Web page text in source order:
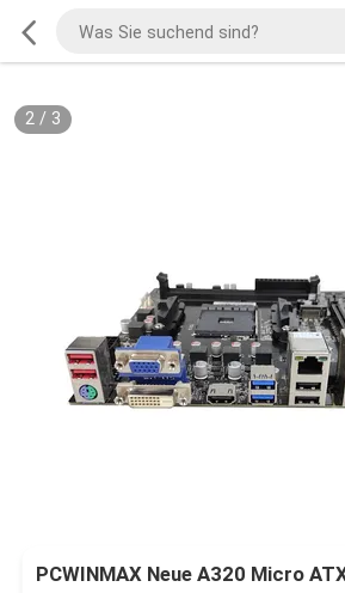
2/ 3
PCWINMAX Neue A320 Micro